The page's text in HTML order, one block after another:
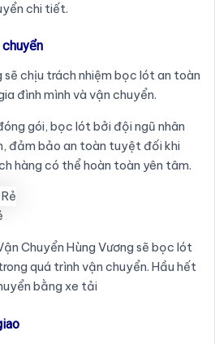
chi tiết.
sẽ chịu trách nhiệm bọc lót an toàn
đình mình và vận chuyển.
gói, bọc lót bởi đội ngũ nhân
đảm bảo an toàn tuyệt đối khi
hàng có thể hoàn toàn yên tâm.
Chuyển Hùng Vương sẽ bọc lót
quá trình vận chuyển. Hầu hết
bằng xe tải